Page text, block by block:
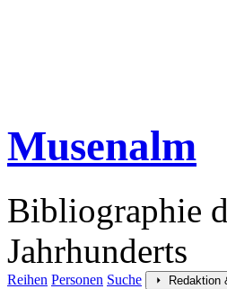
Musenalm
Bibliographie
Jahrhunderts
Reihen Personen Suche Redaktion